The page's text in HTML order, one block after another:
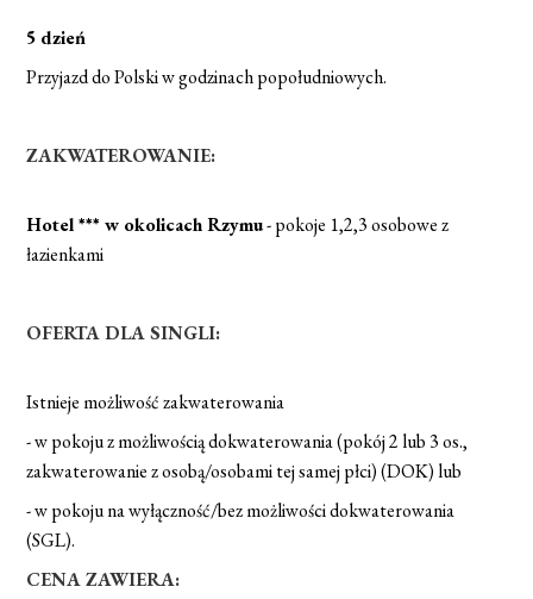
5 dzień
Przyjazd do Polski w godzinach popołudniowych.
ZAKWATEROWANIE:
Hotel *** w okolicach Rzymu- pokoje 1,2,3 osobowe z
łazienkami
OFERTA DLA SINGLI:
Istnieje możliwość zakwaterowania
- w pokoju z możliwością dokwaterowania (pokój 2 lub 3 os.,
zakwaterowanie z osobą/osobami tej samej płci) (DOK) lub
- w pokoju na wyłączność/bez możliwości dokwaterowania
(SGL).
CENA ZAWIERA: